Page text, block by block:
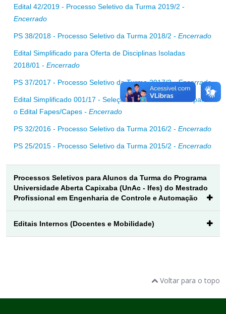
Edital 42/2019 - Processo Seletivo da Turma 2019/2 -
Encerrado
PS 38/2018 - Processo Seletivo da Turma 2018/2 - Encerrado
Edital Simplificado para Oferta de Disciplinas Isoladas
2018/01 - Encerrado
PS 37/2017 - Processo Seletivo da Turma 2017/2- Encerrado
Edital Simplificado 001/17 - Seleção de alunos bolsistas para
o Edital Fapes/Capes - Encerrado
PS 32/2016 - Processo Seletivo da Turma 2016/2 - Encerrado
PS 25/2015 - Processo Seletivo da Turma 2015/2 - Encerrado
Processos Seletivos para Alunos da Turma do Programa
Universidade Aberta Capixaba (UnAc - Ifes) do Mestrado
Profissional em Engenharia de Controle e Automação
Editais Internos (Docentes e Mobilidade)
Voltar para o topo